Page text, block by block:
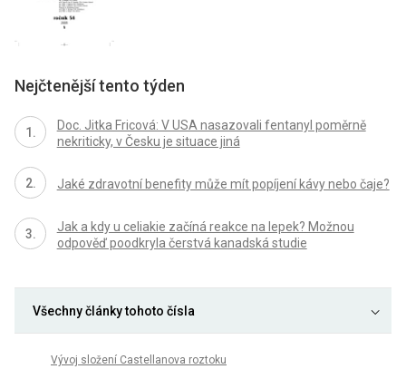
Nejčtenější tento týden
Doc. Jitka Fricová: V USA nasazovali fentanyl poměrně
nekriticky, v Česku je situace jiná
Jaké zdravotní benefity může mít popíjení kávy nebo čaje?
Jak a kdy u celiakie začíná reakce na lepek? Možnou
odpověď poodkryla čerstvá kanadská studie
Všechny články tohoto čísla
Vývoj složení Castellanova roztoku